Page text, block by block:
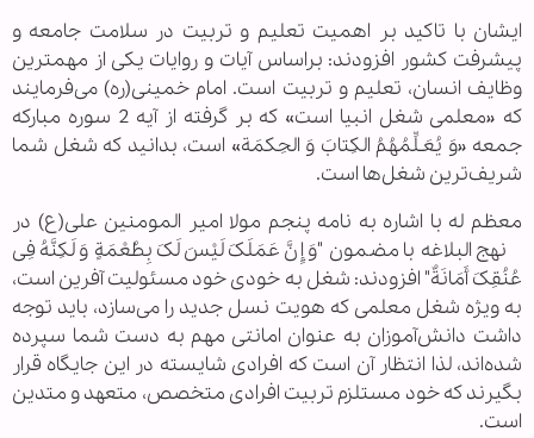
ایشان با تاکید بر اهمیت تعلیم و تربیت در سلامت جامعه و
پیشرفت کشور افزودند: براساس آیات و روایات یکی از مهمترین
وظایف انسان، تعلیم و تربیت است. امام خمینی(ره) می‌فرمایند
که «معلمی شغل انبیا است» که بر گرفته از آیه 2 سوره مبارکه
جمعه «وَ یُعَـلِّمُهُمُ الکِتابَ وَ الحِکمَة» است، بدانید که شغل شما
شریف‌ترین شغل‌ها است.
معظم له با اشاره به نامه پنجم مولا امیر المومنین علی(ع) در
نهج البلاغه با مضمون "وَ إِنَّ عَمَلَکَ لَیْسَ لَکَ بِطُعْمَةٍ وَ لَکِنَّهُ فِی
عُنُقِکَ أَمَانَةٌ" افزودند: شغل به خودی خود مسئولیت آفرین است،
به ویژه شغل معلمی که هویت نسل جدید را می‌سازد، باید توجه
داشت دانش‌آموزان به عنوان امانتی مهم به دست شما سپرده
شده‌اند، لذا انتظار آن است که افرادی شایسته در این جایگاه قرار
بگیرند که خود مستلزم تربیت افرادی متخصص، متعهد و متدین
است.